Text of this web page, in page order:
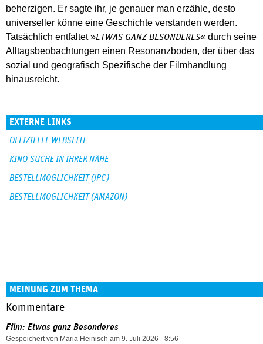
beherzigen. Er sagte ihr, je genauer man erzähle, desto
universeller könne eine Geschichte verstanden werden.
Tatsächlich entfaltet »ETWAS GANZ BESONDERES« durch seine
Alltagsbeobachtungen einen Resonanzboden, der über das
sozial und geografisch Spezifische der Filmhandlung
hinausreicht.
EXTERNE LINKS
OFFIZIELLE WEBSEITE
KINO-SUCHE IN IHRER NÄHE
BESTELLMÖGLICHKEIT (JPC)
BESTELLMÖGLICHKEIT (AMAZON)
MEINUNG ZUM THEMA
Kommentare
Film: Etwas ganz Besonderes
Gespeichert von Maria Heinisch am 9. Juli 2026 - 8:56